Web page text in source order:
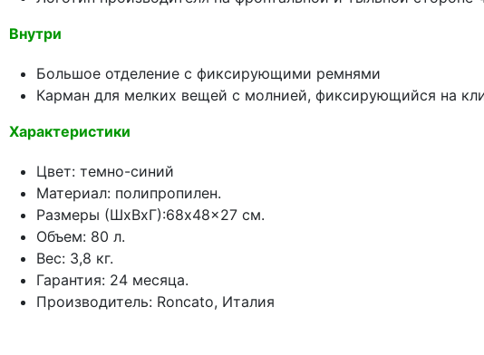
Внутри
Большое отделение с фиксирующими ремнями
Карман для мелких вещей с молнией, фиксирующийся на
Характеристики
Цвет: темно-синий
Материал: полипропилен.
Размеры (ШхВхГ):68x48x27 см.
Объем: 80 л.
Вес: 3,8 кг.
Гарантия: 24 месяца.
Производитель: Roncato, Италия